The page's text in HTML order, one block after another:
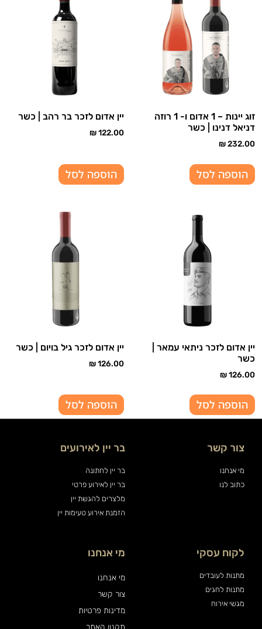
זוג יינות – 1 אדום ו- 1 רוזה
דניאל דנינו | כשר
₪232.00
הוספה לסל
יין אדום לזכר בר רהב | כשר
₪122.00
הוספה לסל
יין אדום לזכר ניתאי עמאר |
כשר
₪126.00
הוספה לסל
יין אדום לזכר גיל בויום | כשר
₪126.00
הוספה לסל
צור קשר
מי אנחנו
כתוב לנו
בר יין לאירועים
בר יין לחתונה
בר יין לאירוע פרטי
מלצרים להגשת יין
הזמנת אירוע טעימות יין
לקוח עסקי
מתנות לעובדים
מתנות לחגים
מגשי אירוח
מי אנחנו
מי אנחנו
צור קשר
מדינות פרטיות